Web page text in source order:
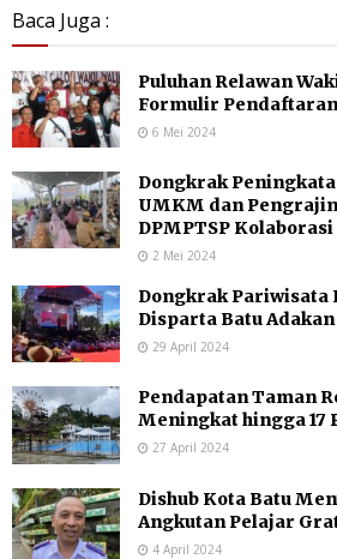
Baca Juga :
Puluhan Relawan
Formulir
6 Mei 2024
Dongkrak
UMKM dan
DPMPTSP
2 Mei 2024
Dongkrak Pariwisata
Disparta Batu
29 April 2024
Pendapatan Taman
Meningkat hingga 17
27 April 2024
Dishub Kota Batu
Angkutan Pelajar
4 April 2024